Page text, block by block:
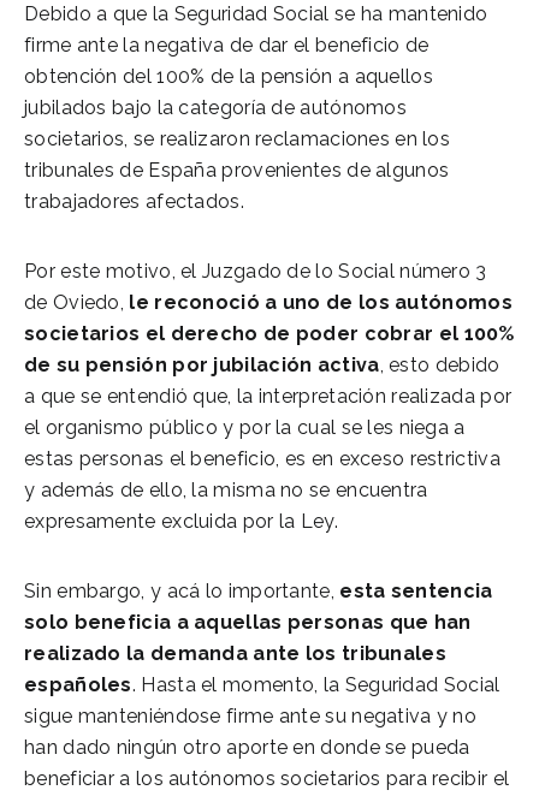
Debido a que la Seguridad Social se ha mantenido
firme ante la negativa de dar el beneficio de
obtención del 100% de la pensión a aquellos
jubilados bajo la categoría de autónomos
societarios, se realizaron reclamaciones en los
tribunales de España provenientes de algunos
trabajadores afectados.
Por este motivo, el Juzgado de lo Social número 3
de Oviedo, le reconoció a uno de los autónomos
societarios el derecho de poder cobrar el 100%
de su pensión por jubilación activa, esto debido
a que se entendió que, la interpretación realizada por
el organismo público y por la cual se les niega a
estas personas el beneficio, es en exceso restrictiva
y además de ello, la misma no se encuentra
expresamente excluida por la Ley.
Sin embargo, y acá lo importante, esta sentencia
solo beneficia a aquellas personas que han
realizado la demanda ante los tribunales
españoles. Hasta el momento, la Seguridad Social
sigue manteniéndose firme ante su negativa y no
han dado ningún otro aporte en donde se pueda
beneficiar a los autónomos societarios para recibir el